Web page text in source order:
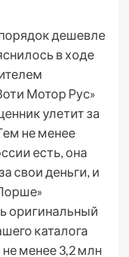
дешевле
в ходе
Мотор Рус»
улетит за
не менее
есть, она
свои деньги, и
оригинальный
каталога
менее 3,2 млн